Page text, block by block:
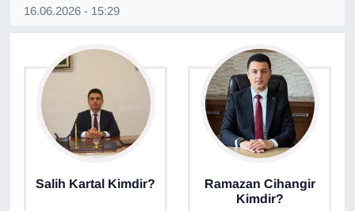
16.06.2026 - 15:29
Salih Kartal Kimdir?
Ramazan Cihangir
Kimdir?